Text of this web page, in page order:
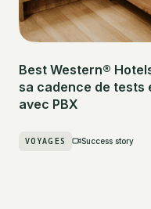
Best Western®
sa cadence de tests
avec PBX
VOYAGES Success story